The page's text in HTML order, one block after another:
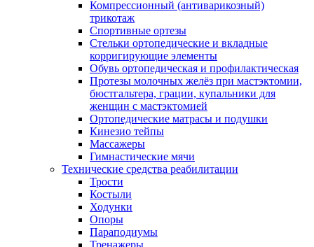
Компрессионный (антиварикозный)
трикотаж
Спортивные ортезы
Стельки ортопедические и вкладные
корригирующие элементы
Обувь ортопедическая и профилактическая
Протезы молочных желёз при мастэктомии,
бюстгальтера, грации, купальники для
женщин с мастэктомией
Ортопедические матрасы и подушки
Кинезио тейпы
Массажеры
Гимнастические мячи
Технические средства реабилитации
Трости
Костыли
Ходунки
Опоры
Параподиумы